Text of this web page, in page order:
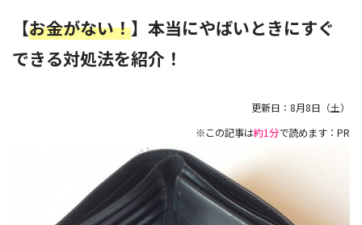
【お金がない！】本当にやばいときにすぐ
できる対処法を紹介！
更新日： 8月8日（土）
※この記事は約1分で読めます：PR